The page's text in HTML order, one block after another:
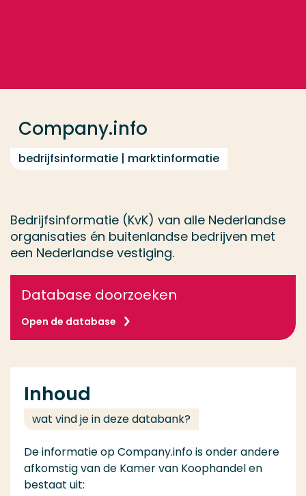
Company.info
bedrijfsinformatie | marktinformatie
Bedrijfsinformatie (KvK) van alle Nederlandse
organisaties én buitenlandse bedrijven met
een Nederlandse vestiging.
Database doorzoeken
Open de database
Inhoud
wat vind je in deze databank?
De informatie op Company.info is onder andere
afkomstig van de Kamer van Koophandel en
bestaat uit:
Contact